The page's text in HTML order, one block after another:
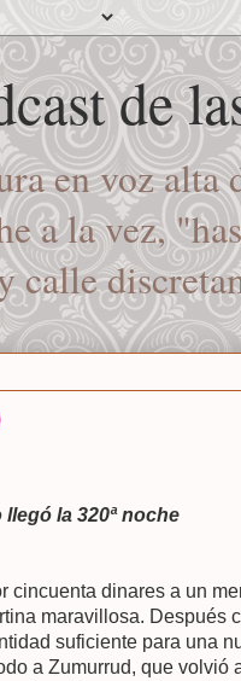
de
en voz alta
a la vez,
calle
la 320ª noche
cincuenta dinares a un
maravillosa. Después
suficiente para una
a Zumurrud, que volvió